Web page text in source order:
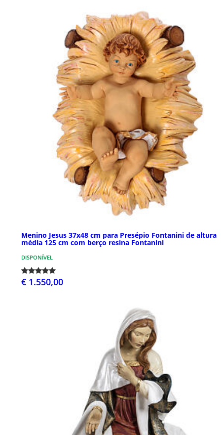
Menino Jesus 37x48 cm para Presépio Fontanini de altura
média 125 cm com berço resina Fontanini
DISPONÍVEL
€ 1.550,00